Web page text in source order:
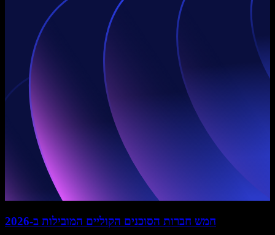
חמש חברות הסוכנים הקוליים המובילות ב-2026